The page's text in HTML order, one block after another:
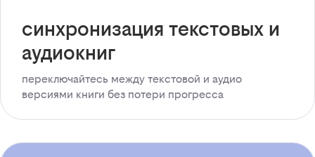
синхронизация текстовых и
аудиокниг
переключайтесь между текстовой и аудио
версиями книги без потери прогресса